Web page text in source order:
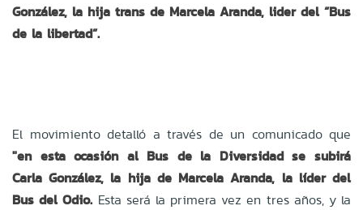
González, la hija trans de Marcela Aranda, lider del “Bus
de la libertad”.
El movimiento detalló a través de un comunicado que
"en esta ocasión al Bus de la Diversidad se subirá
Carla González, la hija de Marcela Aranda, la líder del
Bus del Odio. Esta será la primera vez en tres años, y la